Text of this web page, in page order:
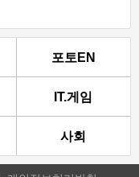
포토EN
IT.게임
사회